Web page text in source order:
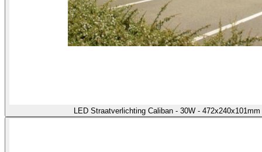
LED Straatverlichting Caliban - 30W -